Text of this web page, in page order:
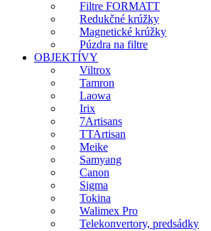
Filtre FORMATT
Redukčné krúžky
Magnetické krúžky
Púzdra na filtre
OBJEKTÍVY
Viltrox
Tamron
Laowa
Irix
7Artisans
TTArtisan
Meike
Samyang
Canon
Sigma
Tokina
Walimex Pro
Telekonvertory, predsádky